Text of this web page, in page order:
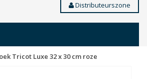
Distributeurszone
Tricot Luxe 32 x 30 cm roze